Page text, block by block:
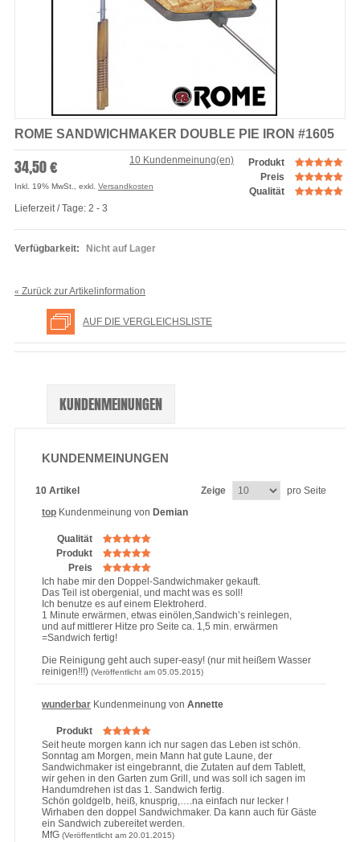
ROME SANDWICHMAKER DOUBLE PIE IRON #1605
Produkt
Preis
Qualität
10 Kundenmeinung(en)
Verfügbarkeit: Nicht auf Lager
34,50 €
Inkl. 19% MwSt. exkl. Versandkosten
Lieferzeit / Tage: 2 - 3
« Zurück zur Artikelinformation
AUF DIE VERGLEICHSLISTE
KUNDENMEINUNGEN
KUNDENMEINUNGEN
10 Artikel Zeige
pro Seite
top Kundenmeinung von Demian
Qualität
Produkt
Preis
Ich habe mir den Doppel-Sandwichmaker gekauft.
Das Teil ist obergenial, und macht was es soll!
Ich benutze es auf einem Elektroherd.
1 Minute erwärmen, etwas einölen,Sandwich’s reinlegen,
und auf mittlerer Hitze pro Seite ca. 1,5 min. erwärmen
=Sandwich fertig!
Die Reinigung geht auch super-easy! (nur mit heißem Wasser
reinigen!!!) (Veröffentlicht am 05.05.2015)
wunderbar Kundenmeinung von Annette
Produkt
Seit heute morgen kann ich nur sagen das Leben ist schön.
Sonntag am Morgen, mein Mann hat gute Laune, der
Sandwichmaker ist eingebrannt, die Zutaten auf dem Tablett,
wir gehen in den Garten zum Grill, und was soll ich sagen im
Handumdrehen ist das 1. Sandwich fertig.
Schön goldgelb, heiß, knusprig,….na einfach nur lecker !
Wirhaben den doppel Sandwichmaker. Da kann auch für Gäste
ein Sandwich zubereitet werden.
MfG (Veröffentlicht am 20.01.2015)